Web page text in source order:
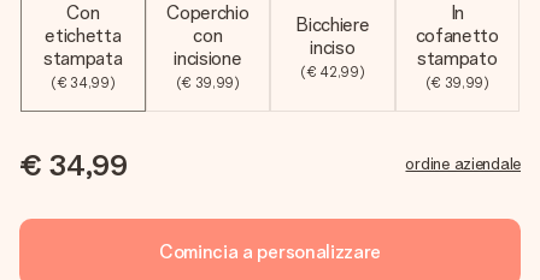
Con
etichetta
stampata
(€ 34,99)
Coperchio
con
incisione
(€ 39,99)
Bicchiere
inciso
(€ 42,99)
In
cofanetto
stampato
(€ 39,99)
€ 34,99 ordine aziendale
Comincia a personalizzare